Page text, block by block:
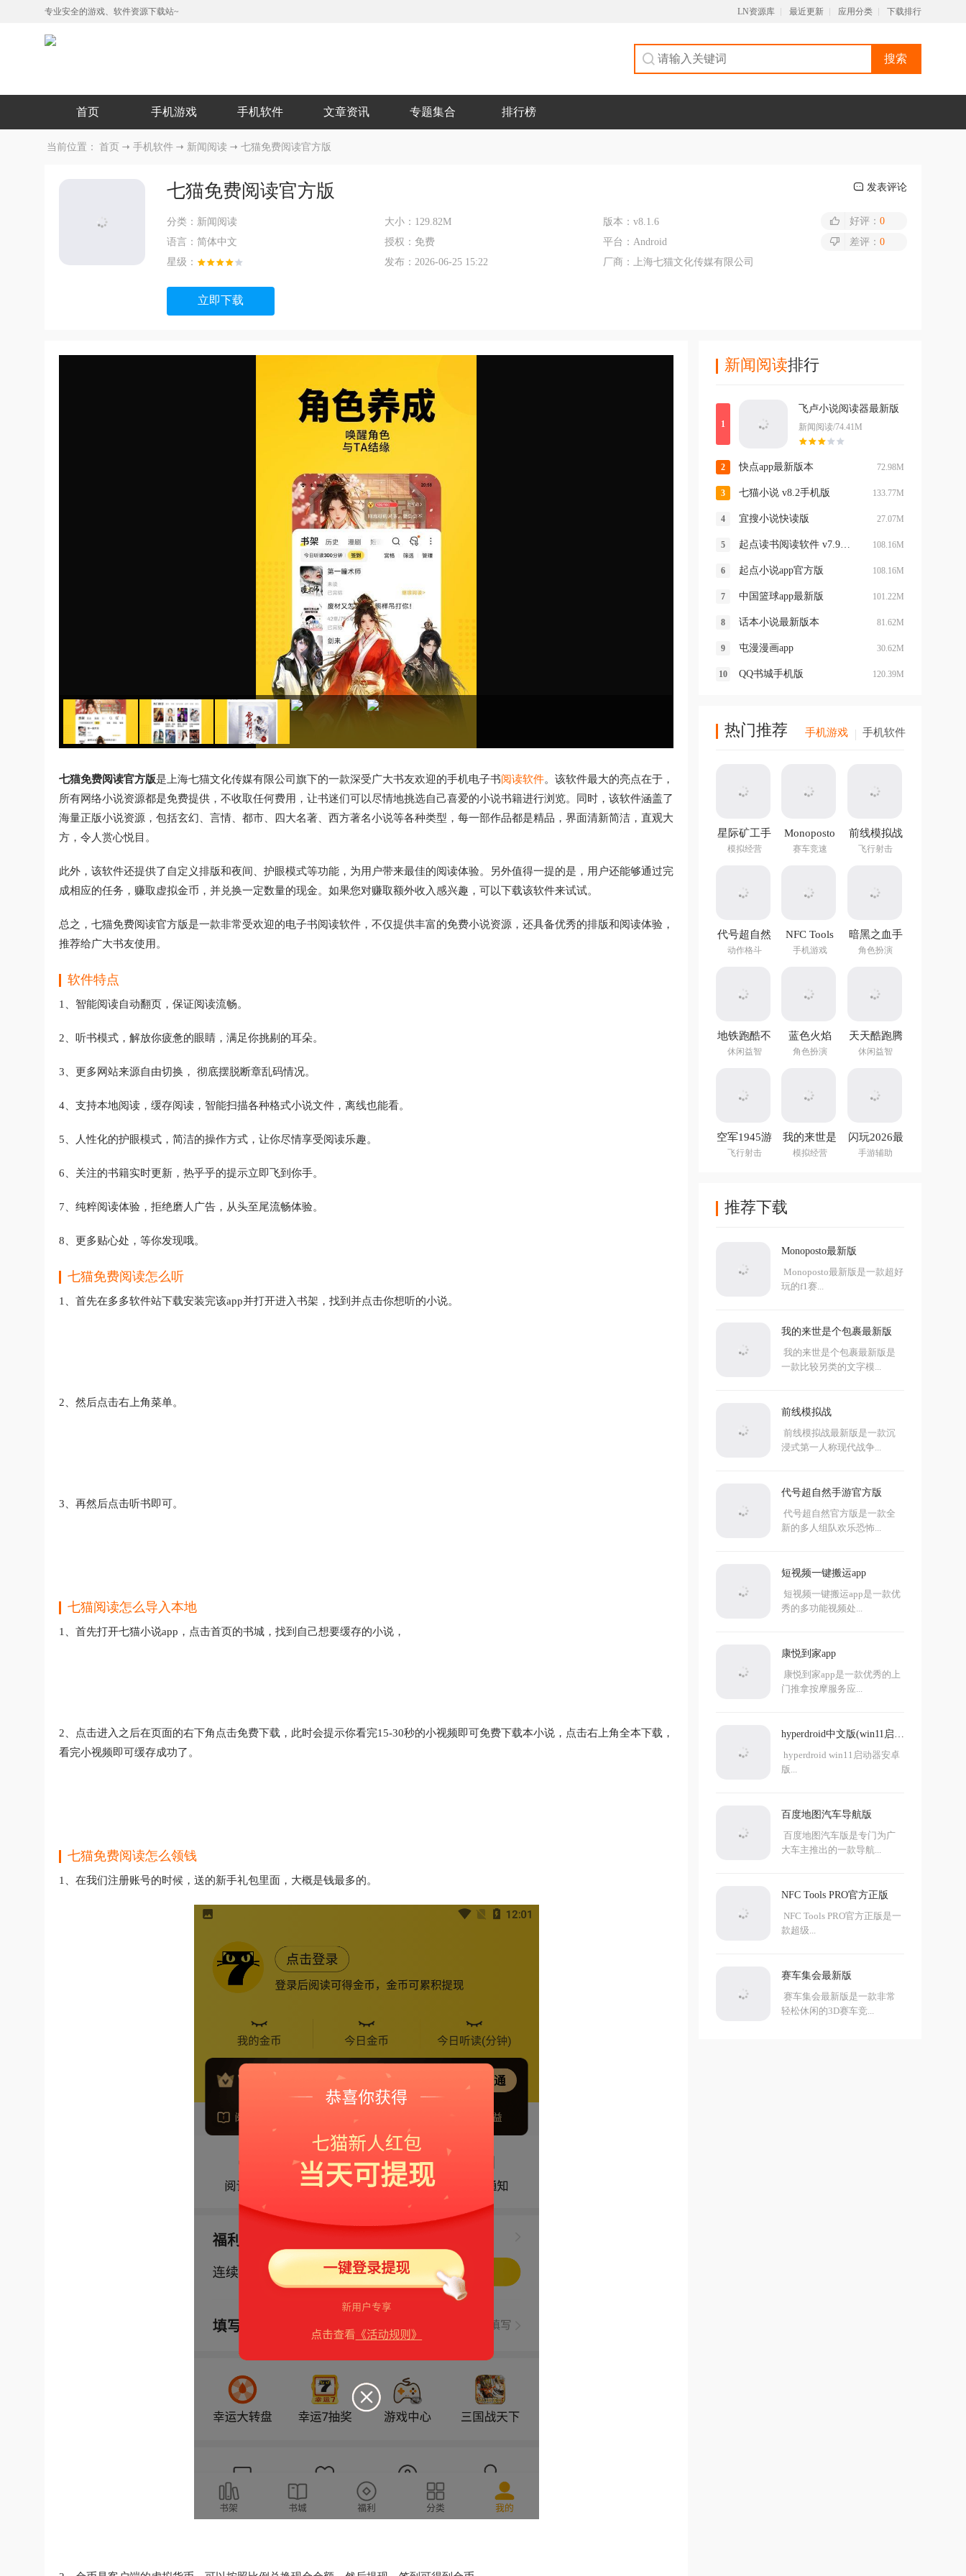
专业安全的游戏、软件资源下载站~ LN资源库 最近更新 应用分类 下载排行
搜索
首页 手机游戏 手机软件 文章资讯 专题集合 排行榜
当前位置： 首页 手机软件 新闻阅读 七猫免费阅读官方版
七猫免费阅读官方版 发表评论
分类： 新闻阅读 大小： 129.82M 版本： v8.1.6
语言： 简体中文 授权： 免费 平台： Android
星级：
发布：2026-06-25 15:22 厂商： 上海七猫文化传媒有限公司
好评： 0
差评： 0
立即下载
七猫免费阅读官方版是上海七猫文化传媒有限公司旗下的一款深受广大书友欢迎的手机电子书阅读软件。该软件最大的亮点在于，
所有网络小说资源都是免费提供，不收取任何费用，让书迷们可以尽情地挑选自己喜爱的小说书籍进行浏览。同时，该软件涵盖了
海量正版小说资源，包括玄幻、言情、都市、四大名著、西方著名小说等各种类型，每一部作品都是精品，界面清新简洁，直观大
方，令人赏心悦目。
此外，该软件还提供了自定义排版和夜间、护眼模式等功能，为用户带来最佳的阅读体验。另外值得一提的是，用户还能够通过完
成相应的任务，赚取虚拟金币，并兑换一定数量的现金。如果您对赚取额外收入感兴趣，可以下载该软件来试试。
总之，七猫免费阅读官方版是一款非常受欢迎的电子书阅读软件，不仅提供丰富的免费小说资源，还具备优秀的排版和阅读体验，
推荐给广大书友使用。
软件特点
1、智能阅读自动翻页，保证阅读流畅。
2、听书模式，解放你疲惫的眼睛，满足你挑剔的耳朵。
3、更多网站来源自由切换， 彻底摆脱断章乱码情况。
4、支持本地阅读，缓存阅读，智能扫描各种格式小说文件，离线也能看。
5、人性化的护眼模式，简洁的操作方式，让你尽情享受阅读乐趣。
6、关注的书籍实时更新，热乎乎的提示立即飞到你手。
7、纯粹阅读体验，拒绝磨人广告，从头至尾流畅体验。
8、更多贴心处，等你发现哦。
七猫免费阅读怎么听
1、首先在多多软件站下载安装完该app并打开进入书架，找到并点击你想听的小说。
2、然后点击右上角菜单。
3、再然后点击听书即可。
七猫阅读怎么导入本地
1、首先打开七猫小说app，点击首页的书城，找到自己想要缓存的小说，
2、点击进入之后在页面的右下角点击免费下载，此时会提示你看完15-30秒的小视频即可免费下载本小说，点击右上角全本下载，
看完小视频即可缓存成功了。
七猫免费阅读怎么领钱
1、在我们注册账号的时候，送的新手礼包里面，大概是钱最多的。
新闻阅读排行
飞卢小说阅读器最新版
新闻阅读/74.41M
快点app最新版本 72.98M
七猫小说 v8.2手机版 133.77M
宜搜小说快读版 27.07M
起点读书阅读软件 v7.9.466 108.16M
起点小说app官方版 108.16M
中国篮球app最新版 101.22M
话本小说最新版本 81.62M
屯漫漫画app 30.62M
QQ书城手机版 120.39M
热门推荐 手机游戏 手机软件
星际矿工手
游
模拟经营
Monoposto
最新版
赛车竞速
前线模拟战
飞行射击
代号超自然
手游官方版
动作格斗
NFC Tools
PRO官方正
手机游戏
暗黑之血手
游
角色扮演
地铁跑酷不
用实名认证
休闲益智
蓝色火焰
(Blue Fire)
角色扮演
天天酷跑腾
讯游戏
休闲益智
空军1945游
戏手机版
飞行射击
我的来世是
个包裹最新
模拟经营
闪玩2026最
新版本
手游辅助
推荐下载
Monoposto最新版
Monoposto最新版是一款超好
玩的f1赛...
我的来世是个包裹最新版
我的来世是个包裹最新版是
一款比较另类的文字模...
前线模拟战
前线模拟战最新版是一款沉
浸式第一人称现代战争...
代号超自然手游官方版
代号超自然官方版是一款全
新的多人组队欢乐恐怖...
短视频一键搬运app
短视频一键搬运app是一款优
秀的多功能视频处...
康悦到家app
康悦到家app是一款优秀的上
门推拿按摩服务应...
hyperdroid中文版(win11启动
hyperdroid win11启动器安卓
版...
百度地图汽车导航版
百度地图汽车版是专门为广
大车主推出的一款导航...
NFC Tools PRO官方正版
NFC Tools PRO官方正版是一
款超级...
赛车集会最新版
赛车集会最新版是一款非常
轻松休闲的3D赛车竞...